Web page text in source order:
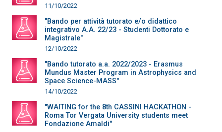
11/10/2022
"Bando per attività tutorato e/o didattico
integrativo A.A. 22/23 - Studenti Dottorato e
Magistrale"
12/10/2022
"Bando tutorato a.a. 2022/2023 - Erasmus
Mundus Master Program in Astrophysics and
Space Science-MASS"
14/10/2022
"WAITING for the 8th CASSINI HACKATHON -
Roma Tor Vergata University students meet
Fondazione Amaldi"